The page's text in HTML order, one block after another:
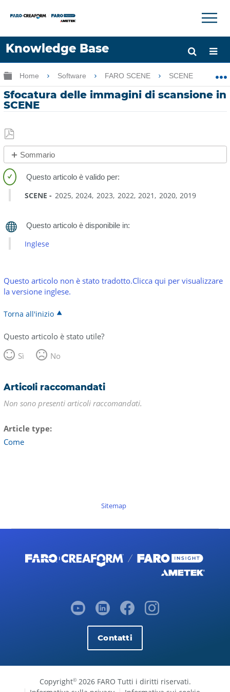
Knowledge Base
Lingua
Chiedere aiuto Accesso
×
Ingrandisci/riduci gerarchia globale
Home Software FARO SCENE SCENE
Sfocatura delle immagini di scansione in
SCENE
Salva
come
PDF
Sommario
No
intestazioni
SCENE 2025 2024 2023 2022 2021 2020 2019
Inglese
Questo articolo non è stato tradotto.Clicca qui per visualizzare
la versione inglese.
Torna all'inizio
Questo articolo è stato utile?
Sì
No
Articoli raccomandati
Non sono presenti articoli raccomandati.
Article type
Come
Sitemap
Contatti
Copyright©2026 FARO Tutti i diritti riservati.